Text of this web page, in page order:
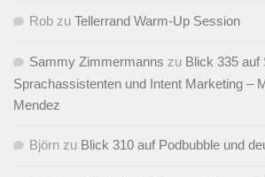
Rob zu Tellerrand Warm-Up Session
Sammy Zimmermanns zu Blick 335 auf
Sprachassistenten und Intent Marketing –
Mendez
Björn zu Blick 310 auf Podbubble und